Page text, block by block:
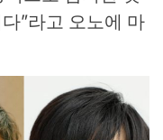
”라고 오노에 마